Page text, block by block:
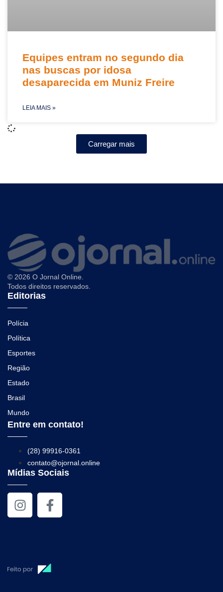
Equipes entram no segundo dia
nas buscas por idosa
desaparecida em Muniz Freire
LEIA MAIS »
Carregar mais
© 2026 O Jornal Online.
Todos direitos reservados.
Editorias
Polícia
Política
Esportes
Região
Estado
Brasil
Mundo
Entre em contato!
(28) 99916-0361
contato@ojornal.online
Mídias Sociais